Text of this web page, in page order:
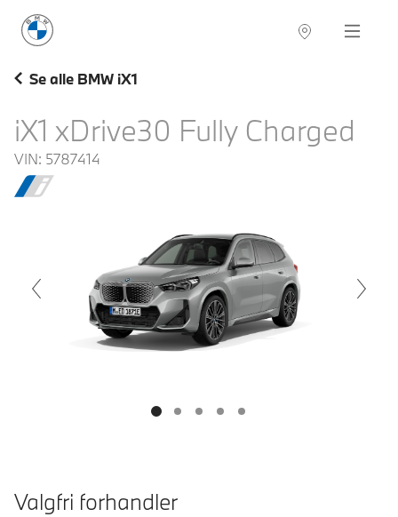
BMW Norge Navigation
Se alle BMW iX1
iX1 xDrive30 Fully Charged
VIN: 5787414
Valgfri forhandler